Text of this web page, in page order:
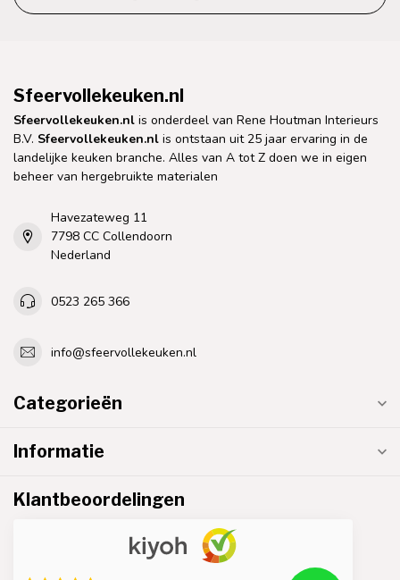
Sfeervollekeuken.nl
Sfeervollekeuken.nl is onderdeel van Rene Houtman Interieurs
B.V. Sfeervollekeuken.nl is ontstaan uit 25 jaar ervaring in de
landelijke keuken branche. Alles van A tot Z doen we in eigen
beheer van hergebruikte materialen
Havezateweg 11
7798 CC Collendoorn
Nederland
0523 265 366
info@sfeervollekeuken.nl
Categorieën
Informatie
Klantbeoordelingen